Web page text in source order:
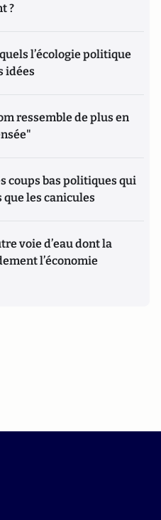
?
l’écologie politique
idées
ressemble de plus en
coups bas politiques qui
les canicules
voie d’eau dont la
l’économie